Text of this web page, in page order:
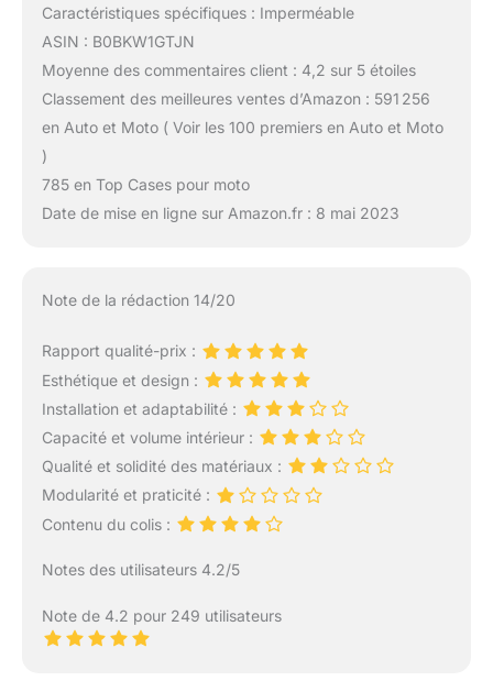
Caractéristiques spécifiques : Imperméable
ASIN : B0BKW1GTJN
Moyenne des commentaires client : 4,2 sur 5 étoiles
Classement des meilleures ventes d’Amazon : 591 256
en Auto et Moto ( Voir les 100 premiers en Auto et Moto
)
785 en Top Cases pour moto
Date de mise en ligne sur Amazon.fr : 8 mai 2023
Note de la rédaction 14/20
Rapport qualité-prix :
Esthétique et design :
Installation et adaptabilité :
Capacité et volume intérieur :
Qualité et solidité des matériaux :
Modularité et praticité :
Contenu du colis :
Notes des utilisateurs 4.2/5
Note de 4.2 pour 249 utilisateurs